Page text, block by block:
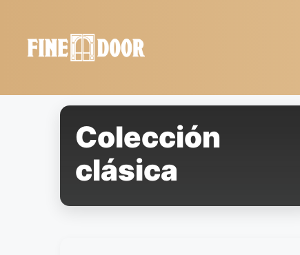
contenido
Colección
clásica